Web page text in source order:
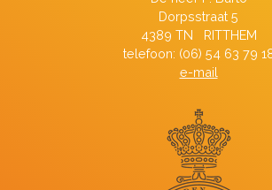
Dorpsstraat 5
4389 TN RITTHEM
telefoon: (06) 54 63 79
e-mail